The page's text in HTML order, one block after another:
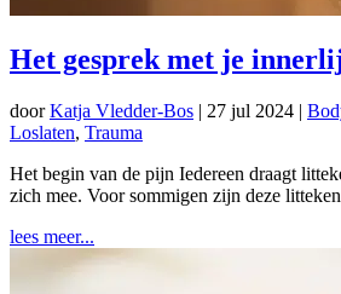
Het gesprek met je
doorKatja Vledder-Bos | 27 jul 2024 |
Loslaten, Trauma
Het begin van de pijn Iedereen draagt
zich mee. Voor sommigen zijn deze
lees meer...